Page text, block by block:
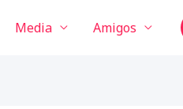
Media Amigos